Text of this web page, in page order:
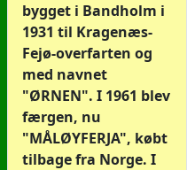
bygget i Bandholm i
1931 til Kragenæs-
Fejø-overfarten og
med navnet
"ØRNEN". I 1961 blev
færgen, nu
"MÅLØYFERJA", købt
tilbage fra Norge. I